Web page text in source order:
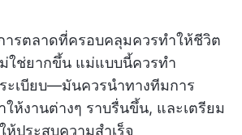
รตลาดที่ครอบคลุมควรทำให้ชีวิต
ใช่ยากขึ้น แม่แบบนี้ควรทำ
ะเบียบ—มันควรนำทางทีมการ
ห้งานต่างๆ ราบรื่นขึ้น, และเตรียม
ประสบความสำเร็จ